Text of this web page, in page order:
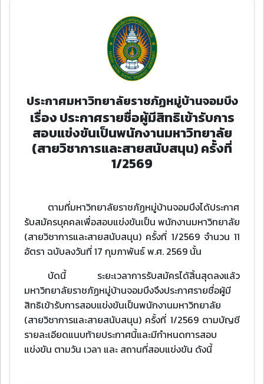
ประกาศมหาวิทยาลัยราชภัฏหมู่บ้านจอมบึง
เรื่อง ประกาศรายชื่อผู้มีสิทธิเข้ารับการ
สอบแข่งขันเป็นพนักงานมหาวิทยาลัย
(สายวิชาการและสายสนับสนุน) ครั้งที่
1/2569
ตามที่มหาวิทยาลัยราชภัฏหมู่บ้านจอมบึงได้ประกาศ
รับสมัครบุคคลเพื่อสอบแข่งขันเป็น พนักงานมหาวิทยาลัย
(สายวิชาการและสายสนับสนุน) ครั้งที่ 1/2569 จำนวน 11
อัตรา ฉบับลงวันที่ 17 กุมภาพันธ์ พ.ศ. 2569 นั้น
บัดนี้ ระยะเวลาการรับสมัครได้สิ้นสุดลงแล้ว
มหาวิทยาลัยราชภัฏหมู่บ้านจอมบึงจึงประกาศรายชื่อผู้มี
สิทธิเข้ารับการสอบแข่งขันเป็นพนักงานมหาวิทยาลัย
(สายวิชาการและสายสนับสนุน) ครั้งที่ 1/2569 ตามบัญชี
รายละเอียดแนบท้ายประกาศนี้และมีกำหนดการสอบ
แข่งขัน ตามวัน เวลา และ สถานที่สอบแข่งขัน ดังนี้